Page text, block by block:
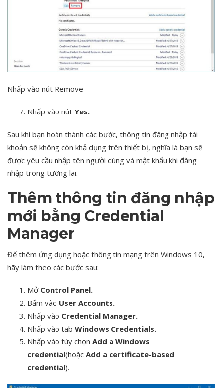
Nhấp vào nút Remove
Nhấp vào nút Yes.
Sau khi bạn hoàn thành các bước, thông tin đăng nhập tài
khoản sẽ không còn khả dụng trên thiết bị, nghĩa là bạn sẽ
được yêu cầu nhập tên người dùng và mật khẩu khi đăng
nhập trong tương lai.
Thêm thông tin đăng nhập
mới bằng Credential
Manager
Để thêm ứng dụng hoặc thông tin mạng trên Windows 10,
hãy làm theo các bước sau:
Mở Control Panel.
Bấm vào User Accounts.
Nhấp vào Credential Manager.
Nhấp vào tab Windows Credentials.
Nhấp vào tùy chọn Add a Windows
credential(hoặc Add a certificate-based
credential).